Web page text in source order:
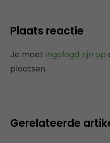
Plaats reactie
Je moet ingelogd zijn op
plaatsen.
Gerelateerde